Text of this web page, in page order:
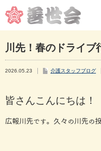
川先！春のドライブ
2026.05.23 介護スタッフブログ
皆さんこんにちは！
広報川先です。久々の川先の投